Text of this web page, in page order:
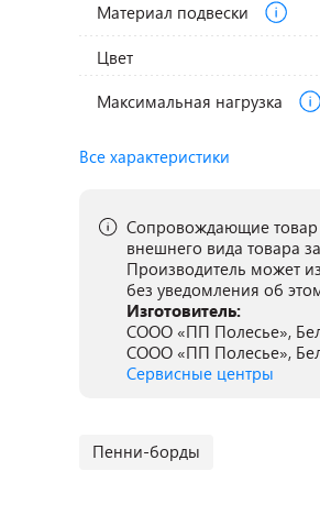
Материал подвески
Цвет
Максимальная нагрузка
Все характеристики
Сопровождающие товар
внешнего вида товара
Производитель может
без уведомления об
Изготовитель:
СООО «ПП Полесье»,
СООО «ПП Полесье»,
Сервисные центры
Пенни-борды